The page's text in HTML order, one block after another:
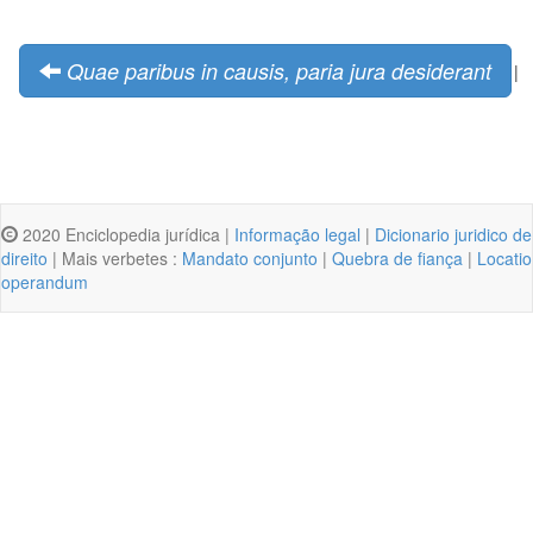
Quae paribus in causis, paria jura desiderant |
2020 Enciclopedia jurídica | Informação legal | Dicionario juridico de
direito | Mais verbetes : Mandato conjunto | Quebra de fiança | Locatio
operandum